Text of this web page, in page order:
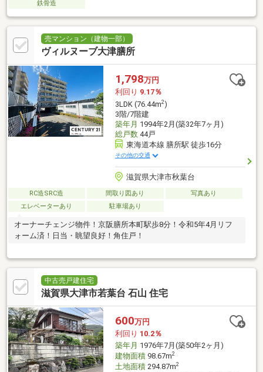
鉄骨造
売マンション（建物一部）
ヴィルヌーブ大津膳所
1,798万円
利回り 9.17％
3LDK (76.44m2)
3階/7階建
築年月 1994年2月(築32年7ヶ月)
総戸数44戸
東海道本線 膳所駅 徒歩16分
その他の交通
滋賀県大津市秋葉台
RC造SRC造 間取り図あり
写真あり
エレベーターあり
駐車場あり
オーナーチェンジ物件！京阪膳所本町駅歩8分！令和5年4月リフ
ォーム済！日当・眺望良好！角住戸！
中古売戸建住宅
滋賀県大津市若葉台 石山 住宅
600万円
利回り 10.2％
築年月 1976年7月(築50年2ヶ月)
建物面積98.67m2
土地面積294.87m2